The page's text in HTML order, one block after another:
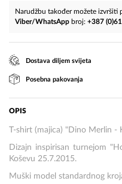
Narudžbu također možete izvršiti
Viber/WhatsApp broj: +387
Dostava diljem svijeta
Posebna pakovanja
OPIS
T-shirt (majica) "Dino Merlin -
Dizajn inspirisan turnejom
Koševu 25.7.2015.
Muški model standardnog